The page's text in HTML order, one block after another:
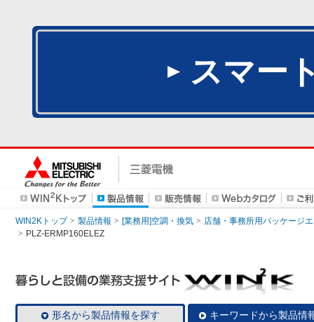
スマー
WIN2Kトップ 製品情報 [業務用]空調・換気
店舗・事務所用パッケージ
PLZ-ERMP160ELEZ
形名から製品情報を探す キーワードから製品情